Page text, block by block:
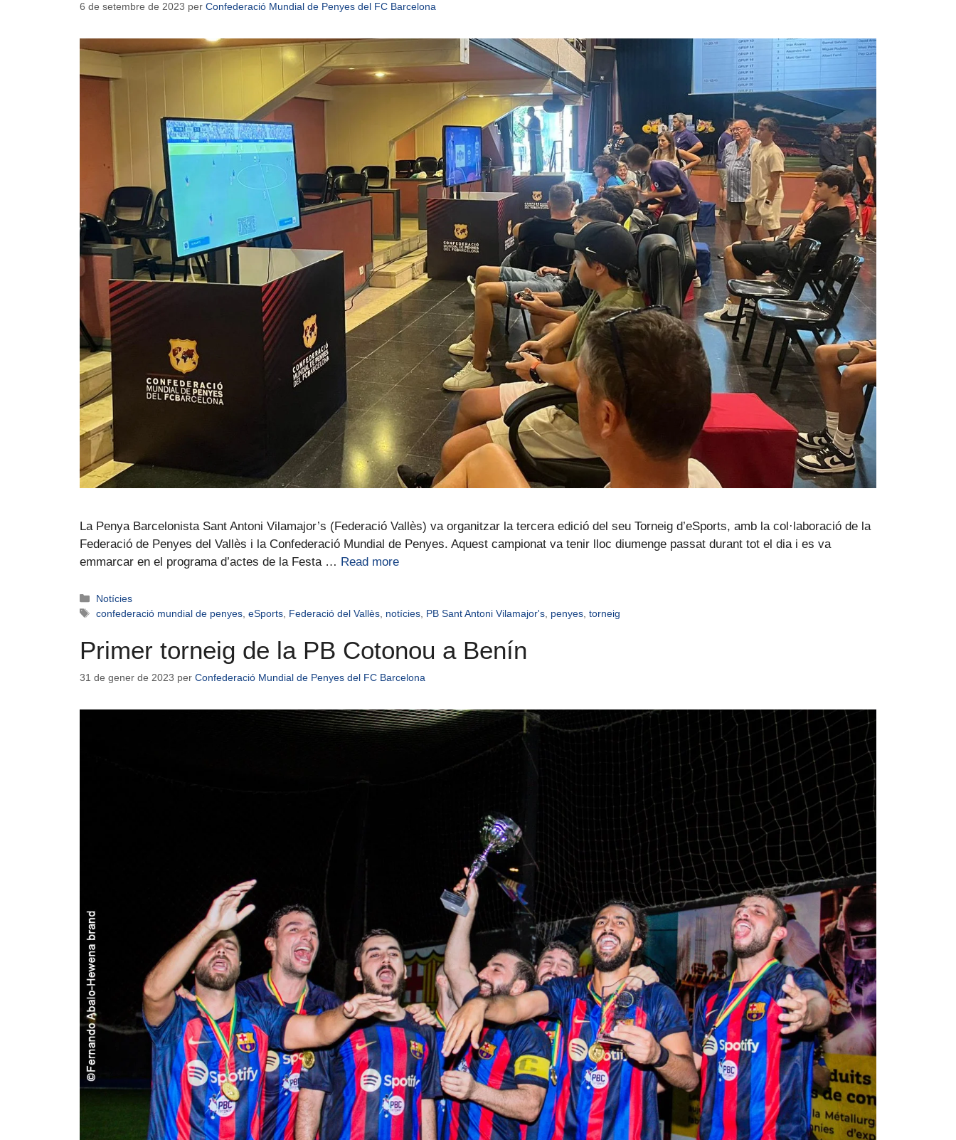
6 de setembre de 2023 per Confederació Mundial de Penyes del FC Barcelona
La Penya Barcelonista Sant Antoni Vilamajor’s (Federació Vallès) va organitzar la tercera edició del seu Torneig d’eSports, amb la col·laboració de la
Federació de Penyes del Vallès i la Confederació Mundial de Penyes. Aquest campionat va tenir lloc diumenge passat durant tot el dia i es va
emmarcar en el programa d’actes de la Festa … Read more
Notícies
confederació mundial de penyes ,eSports Federació del Vallès notícies PB Sant Antoni Vilamajor's penyes ,torneig
Primer torneig de la PB Cotonou a Benín
31 de gener de 2023 per Confederació Mundial de Penyes del FC Barcelona